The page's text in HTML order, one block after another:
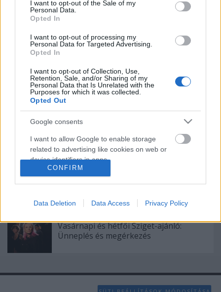
I want to opt-out of the Sale of my
Personal Data.
Opted In
I want to opt-out of processing my
Personal Data for Targeted Advertising.
Opted In
I want to opt-out of Collection, Use,
Retention, Sale, and/or Sharing of my
Personal Data that Is Unrelated with the
Purposes for which it was collected.
Opted Out
Google consents
I want to allow Google to enable storage
related to advertising like cookies on web or
device identifiers in apps.
personalized advertising.
I want to allow Google to enable storage
related to analytics like cookies on web or
CONFIRM
Data Deletion Data Access Privacy Policy
Szombati Sziget-ajánló: Méltó búcsú a
Meghalt William Orbit brit sztárproducer
Minden idők legsikeresebb horvát filmje
Beskatulyázhatatlan hiánypótlás – ilyen
volt a Primus a Barba Negrában
Vasárnapi és hétfői Sziget-ajánló:
Ünneplés és megérkezés